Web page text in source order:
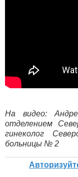
На видео:
отделением
гинеколог
больницы № 2